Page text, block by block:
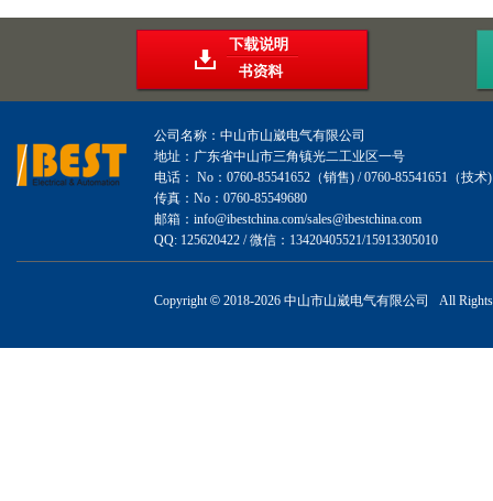
公司名称：中山市山崴电气有限公司
地址：广东省中山市三角镇光二工业区一号
电话： No：0760-85541652（销售) / 0760-85541651（技术)
传真：No：0760-85549680
邮箱：info@ibestchina.com/sales@ibestchina.com
QQ: 125620422 / 微信：13420405521/15913305010
Copyright© 2018-2026 中山市山崴电气有限公司 All Rights